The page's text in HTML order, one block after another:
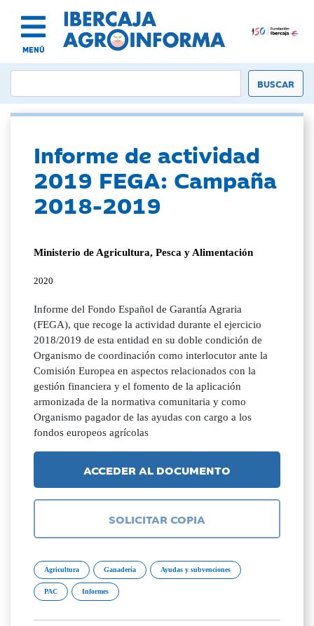
MENÚ
Informe de actividad
2019 FEGA: Campaña
2018-2019
Ministerio de Agricultura, Pesca y Alimentación
2020
Informe del Fondo Español de Garantía Agraria
(FEGA), que recoge la actividad durante el ejercicio
2018/2019 de esta entidad en su doble condición de
Organismo de coordinación como interlocutor ante la
Comisión Europea en aspectos relacionados con la
gestión financiera y el fomento de la aplicación
armonizada de la normativa comunitaria y como
Organismo pagador de las ayudas con cargo a los
fondos europeos agrícolas
ACCEDER AL DOCUMENTO
SOLICITAR COPIA
Agricultura Ganadería Ayudas y subvenciones
PAC Informes